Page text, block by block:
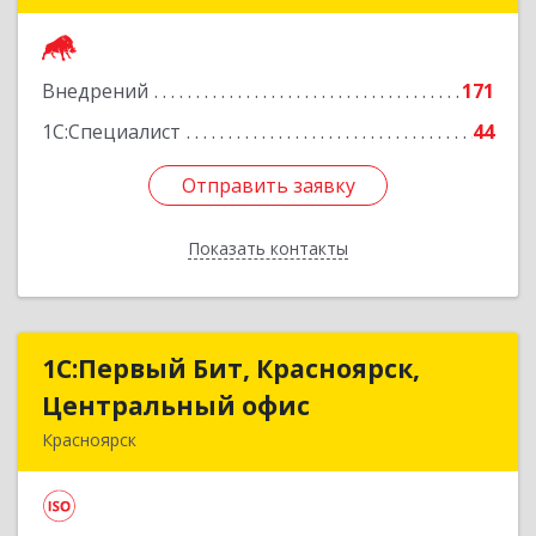
Внедрений
171
1С:Специалист
44
Отправить заявку
Показать контакты
Отправить заявку
Назад
1С:Первый Бит, Красноярск,
Центральный офис
Красноярск
1С:Первый Бит, Красноярск,
Центральный офис